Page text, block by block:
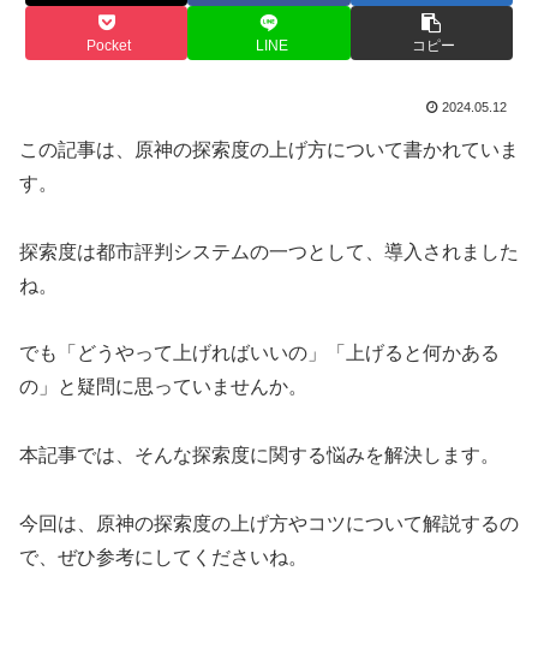
Pocket LINE コピー
2024.05.12
この記事は、原神の探索度の上げ方について書かれていま
す。
探索度は都市評判システムの一つとして、導入されました
ね。
でも「どうやって上げればいいの」「上げると何かある
の」と疑問に思っていませんか。
本記事では、そんな探索度に関する悩みを解決します。
今回は、原神の探索度の上げ方やコツについて解説するの
で、ぜひ参考にしてくださいね。